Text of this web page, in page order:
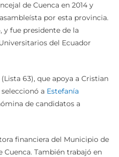
de Cuenca en 2014 y
por esta provincia.
y fue presidente de la
del Ecuador
63), que apoya a Cristian
a Estefanía
de candidatos a
financiera del Municipio de
Cuenca. También trabajó en